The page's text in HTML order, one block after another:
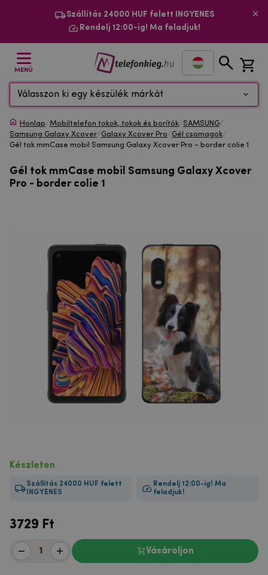
Szállítás 24000 HUF felett INGYENES
Rendelj 12:00-ig! Ma feladjuk!
MENÜ
Válasszon ki egy készülék márkát
Honlap/Mobiltelefon tokok, tokok és borítók/SAMSUNG/
Samsung Galaxy Xcover/Galaxy Xcover Pro/Gél csomagok/
Gél tok mmCase mobil Samsung Galaxy Xcover Pro - border colie 1
Gél tok mmCase mobil Samsung Galaxy Xcover
Pro - border colie 1
Készleten
Szállítás 24000 HUF felett
INGYENES
Rendelj 12:00-ig! Ma
feladjuk!
3729 Ft
Vásároljon